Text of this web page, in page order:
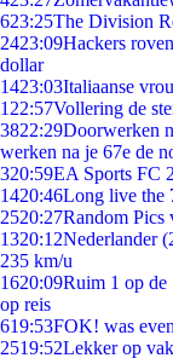
623:25The Division
2423:09Hackers
dollar
1423:03Italiaanse
1 22:57Vollering de
3822:29Doorwerken
werken na je 67e de
320:59EA Sports FC
1420:46Long live the
2520:27Random Pics
1320:12Nederlander
235 km/u
1620:09Ruim 1 op de
op reis
619:53FOK! was
2519:52Lekker op